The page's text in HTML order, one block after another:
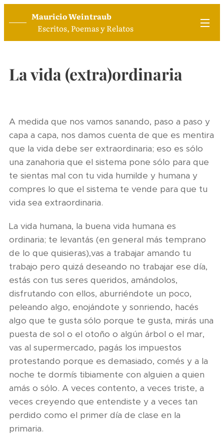
Mauricio Weintraub
Escritos, Poemas y Relatos
La vida (extra)ordinaria
A medida que nos vamos sanando, paso a paso y
capa a capa, nos damos cuenta de que es mentira
que la vida debe ser extraordinaria; eso es sólo
una zanahoria que el sistema pone sólo para que
te sientas mal con tu vida humilde y humana y
compres lo que el sistema te vende para que tu
vida sea extraordinaria.
La vida humana, la buena vida humana es
ordinaria; te levantás (en general más temprano
de lo que quisieras),vas a trabajar amando tu
trabajo pero quizá deseando no trabajar ese día,
estás con tus seres queridos, amándolos,
disfrutando con ellos, aburriéndote un poco,
peleando algo, enojándote y sonriendo, hacés
algo que te gusta sólo porque te gusta, mirás una
puesta de sol o el otoño o algún árbol o el mar,
vas al supermercado, pagás los impuestos
protestando porque es demasiado, comés y a la
noche te dormís tibiamente con alguien a quien
amás o sólo. A veces contento, a veces triste, a
veces creyendo que entendiste y a veces tan
perdido como el primer día de clase en la
primaria.